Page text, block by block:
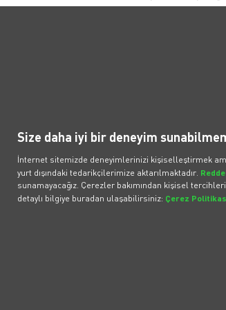
Kurumsal Üyelik Sözleşmesi
Müşteri Aydınlatma Metni
BMW iX3 50 xDrive
BMW iX1
Tesla Model Y RWD
Volvo EX40
Size daha iyi bir deneyim
İnternet sitemizde deneyimlerinizi kişiselleştirmek
yurt dışındaki tedarikçilerimize aktarılmaktadır.
sunamayacağız. Çerezler bakımından kişisel
detaylı bilgiye buradan ulaşabilirsiniz: Çerez